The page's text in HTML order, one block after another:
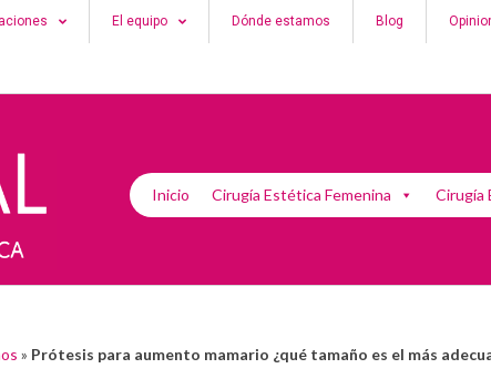
El equipo Dónde estamos Blog
Inicio Cirugía Estética Femenina Cirugía
» Prótesis para aumento mamario ¿qué tamaño es el más